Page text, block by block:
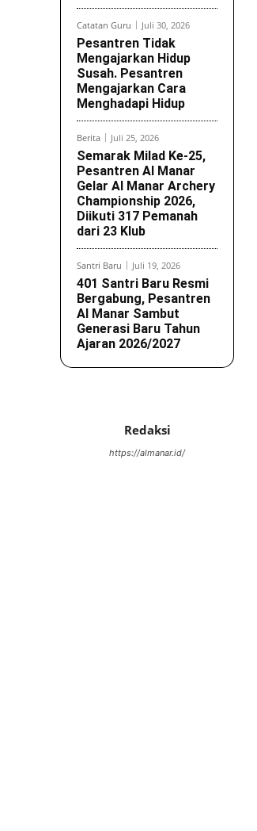
Catatan Guru Juli 30, 2026
Pesantren Tidak
Mengajarkan Hidup
Susah. Pesantren
Mengajarkan Cara
Menghadapi Hidup
Berita Juli 25, 2026
Semarak Milad Ke-25,
Pesantren Al Manar
Gelar Al Manar Archery
Championship 2026,
Diikuti 317 Pemanah
dari 23 Klub
Santri Baru Juli 19, 2026
401 Santri Baru Resmi
Bergabung, Pesantren
Al Manar Sambut
Generasi Baru Tahun
Ajaran 2026/2027
Redaksi
https://almanar.id/